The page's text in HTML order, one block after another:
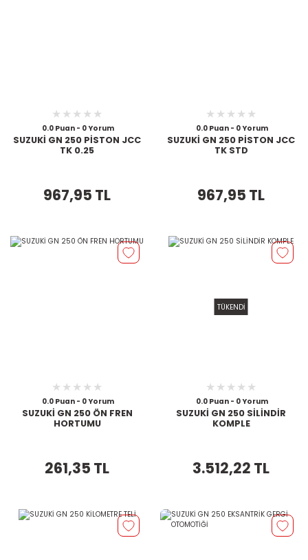
0.0 Puan - 0 Yorum
SUZUKİ GN 250 PİSTON JCC
TK 0.25
967,95 TL
0.0 Puan - 0 Yorum
SUZUKİ GN 250 PİSTON JCC
TK STD
967,95 TL
0.0 Puan - 0 Yorum
SUZUKİ GN 250 ÖN FREN
HORTUMU
261,35 TL
TÜKENDİ
0.0 Puan - 0 Yorum
SUZUKİ GN 250 SİLİNDİR
KOMPLE
3.512,22 TL